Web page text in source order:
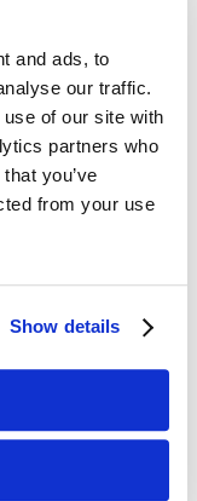
and ads, to
our traffic.
of our site with
partners who
you’ve
from your use
Show details